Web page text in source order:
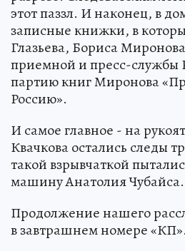
этот паззл. И наконец, в
записные книжки, в
Глазьева, Бориса
приемной и пресс-службы
партию книг Миронова
Россию».
И самое главное - на
Квачкова остались следы
такой взрывчаткой
машину Анатолия Чубайса.
Продолжение нашего
в завтрашнем номере «КП».